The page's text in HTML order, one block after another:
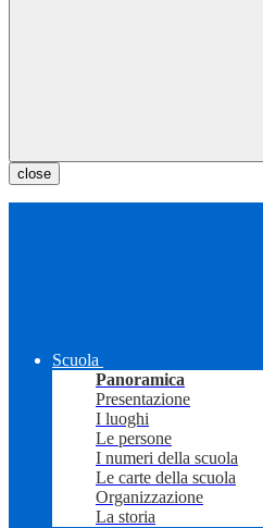
close
Scuola
Panoramica
Presentazione
I luoghi
Le persone
I numeri della scuola
Le carte della scuola
Organizzazione
La storia